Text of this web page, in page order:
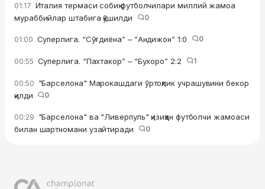
01:17 Италия термаси собиқ футболчилари миллий жамоа
мураббийлар штабига қўшилди
0
01:00 Суперлига. “Сўғдиёна” – “Андижон” 1:0 0
00:55 Суперлига. “Пахтакор” – “Бухоро” 2:2 1
00:50 "Барселона" Марокашдаги ўртоқлик учрашувини бекор
қилди
0
00:29 "Барселона" ва "Ливерпуль" қизиққан футболчи жамоаси
билан шартномани узайтиради
0